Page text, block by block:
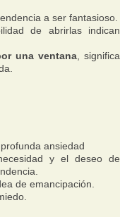
a ser fantasioso.
de abrirlas indican
una ventana, significa
ansiedad
y el deseo de
de emancipación.